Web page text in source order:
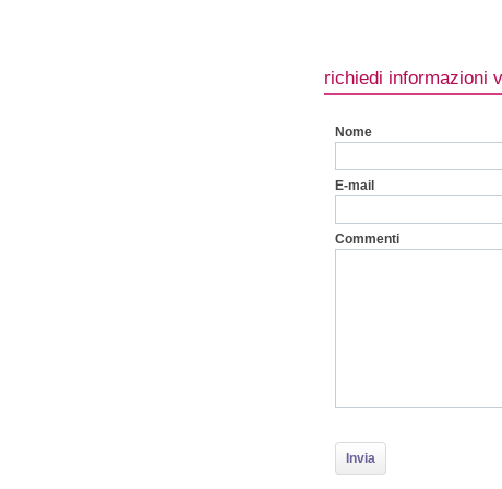
richiedi informazioni
Nome
E-mail
Commenti